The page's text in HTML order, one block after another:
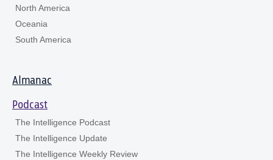
North America
Oceania
South America
Almanac
Podcast
The Intelligence Podcast
The Intelligence Update
The Intelligence Weekly Review